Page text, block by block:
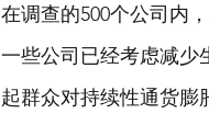
在调查的500个公司内
一些公司已经考虑减少
起群众对持续性通货膨